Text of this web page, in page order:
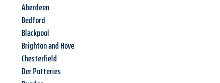
Aberdeen
Bedford
Blackpool
Brighton and Hove
Chesterfield
Der Potteries